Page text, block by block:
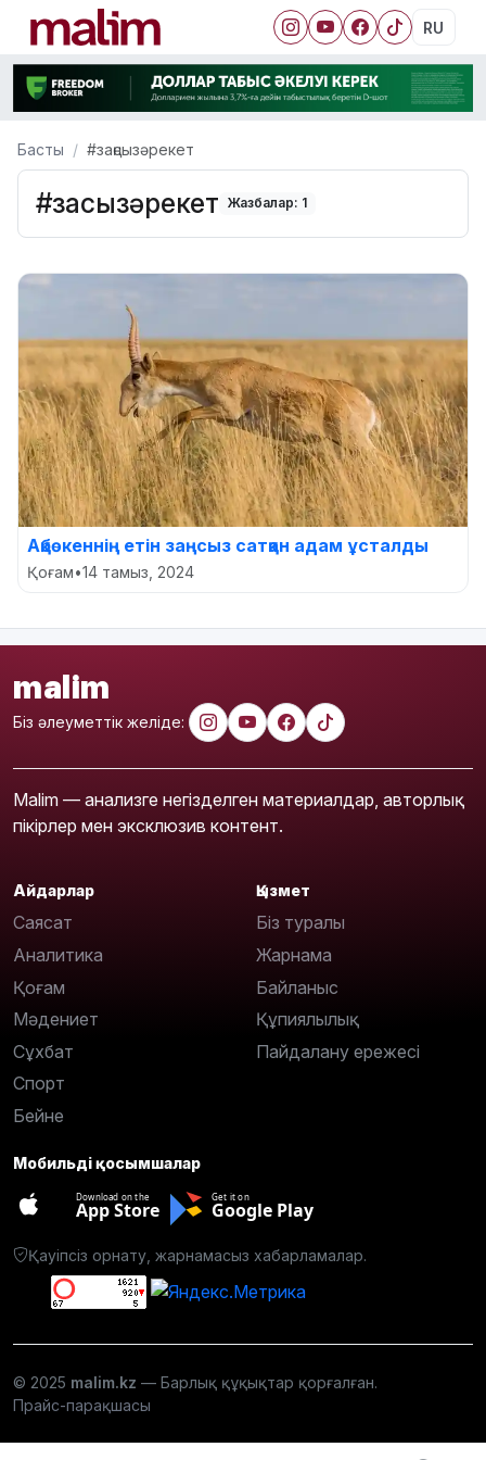
RU
Басты #заңсызәрекет
#заңсызәрекет Жазбалар: 1
Ақбөкеннің етін заңсыз сатқан адам ұсталды
Қоғам•14 тамыз, 2024
malim
Біз әлеуметтік желіде:
Malim — анализге негізделген материалдар, авторлық
пікірлер мен эксклюзив контент.
Айдарлар
Саясат
Аналитика
Қоғам
Мәдениет
Сұхбат
Спорт
Бейне
Қызмет
Біз туралы
Жарнама
Байланыс
Құпиялылық
Пайдалану ережесі
Мобильді қосымшалар
Download on the
App Store
Get it on
Google Play
Қауіпсіз орнату, жарнамасыз хабарламалар.
© 2025 malim.kz — Барлық құқықтар қорғалған.
Прайс-парақшасы